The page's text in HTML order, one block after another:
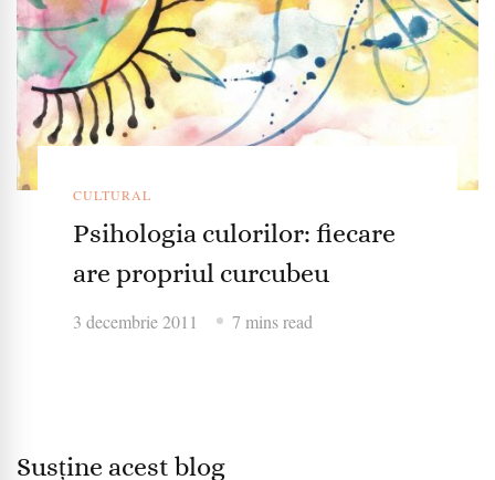
CULTURAL
Psihologia culorilor: fiecare
are propriul curcubeu
3 decembrie 2011 7 mins read
Susține acest blog